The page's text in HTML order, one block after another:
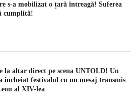
s-a mobilizat o țară întreagă! Suferea
cumplită!
la altar direct pe scena UNTOLD! Un
încheiat festivalul cu un mesaj transmis
al XIV-lea